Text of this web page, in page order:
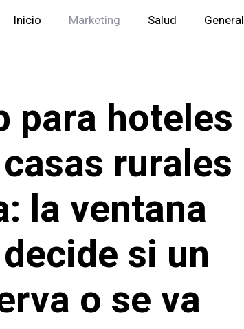
Inicio Marketing Salud General
para hoteles
rurales
la ventana
si un
o se va